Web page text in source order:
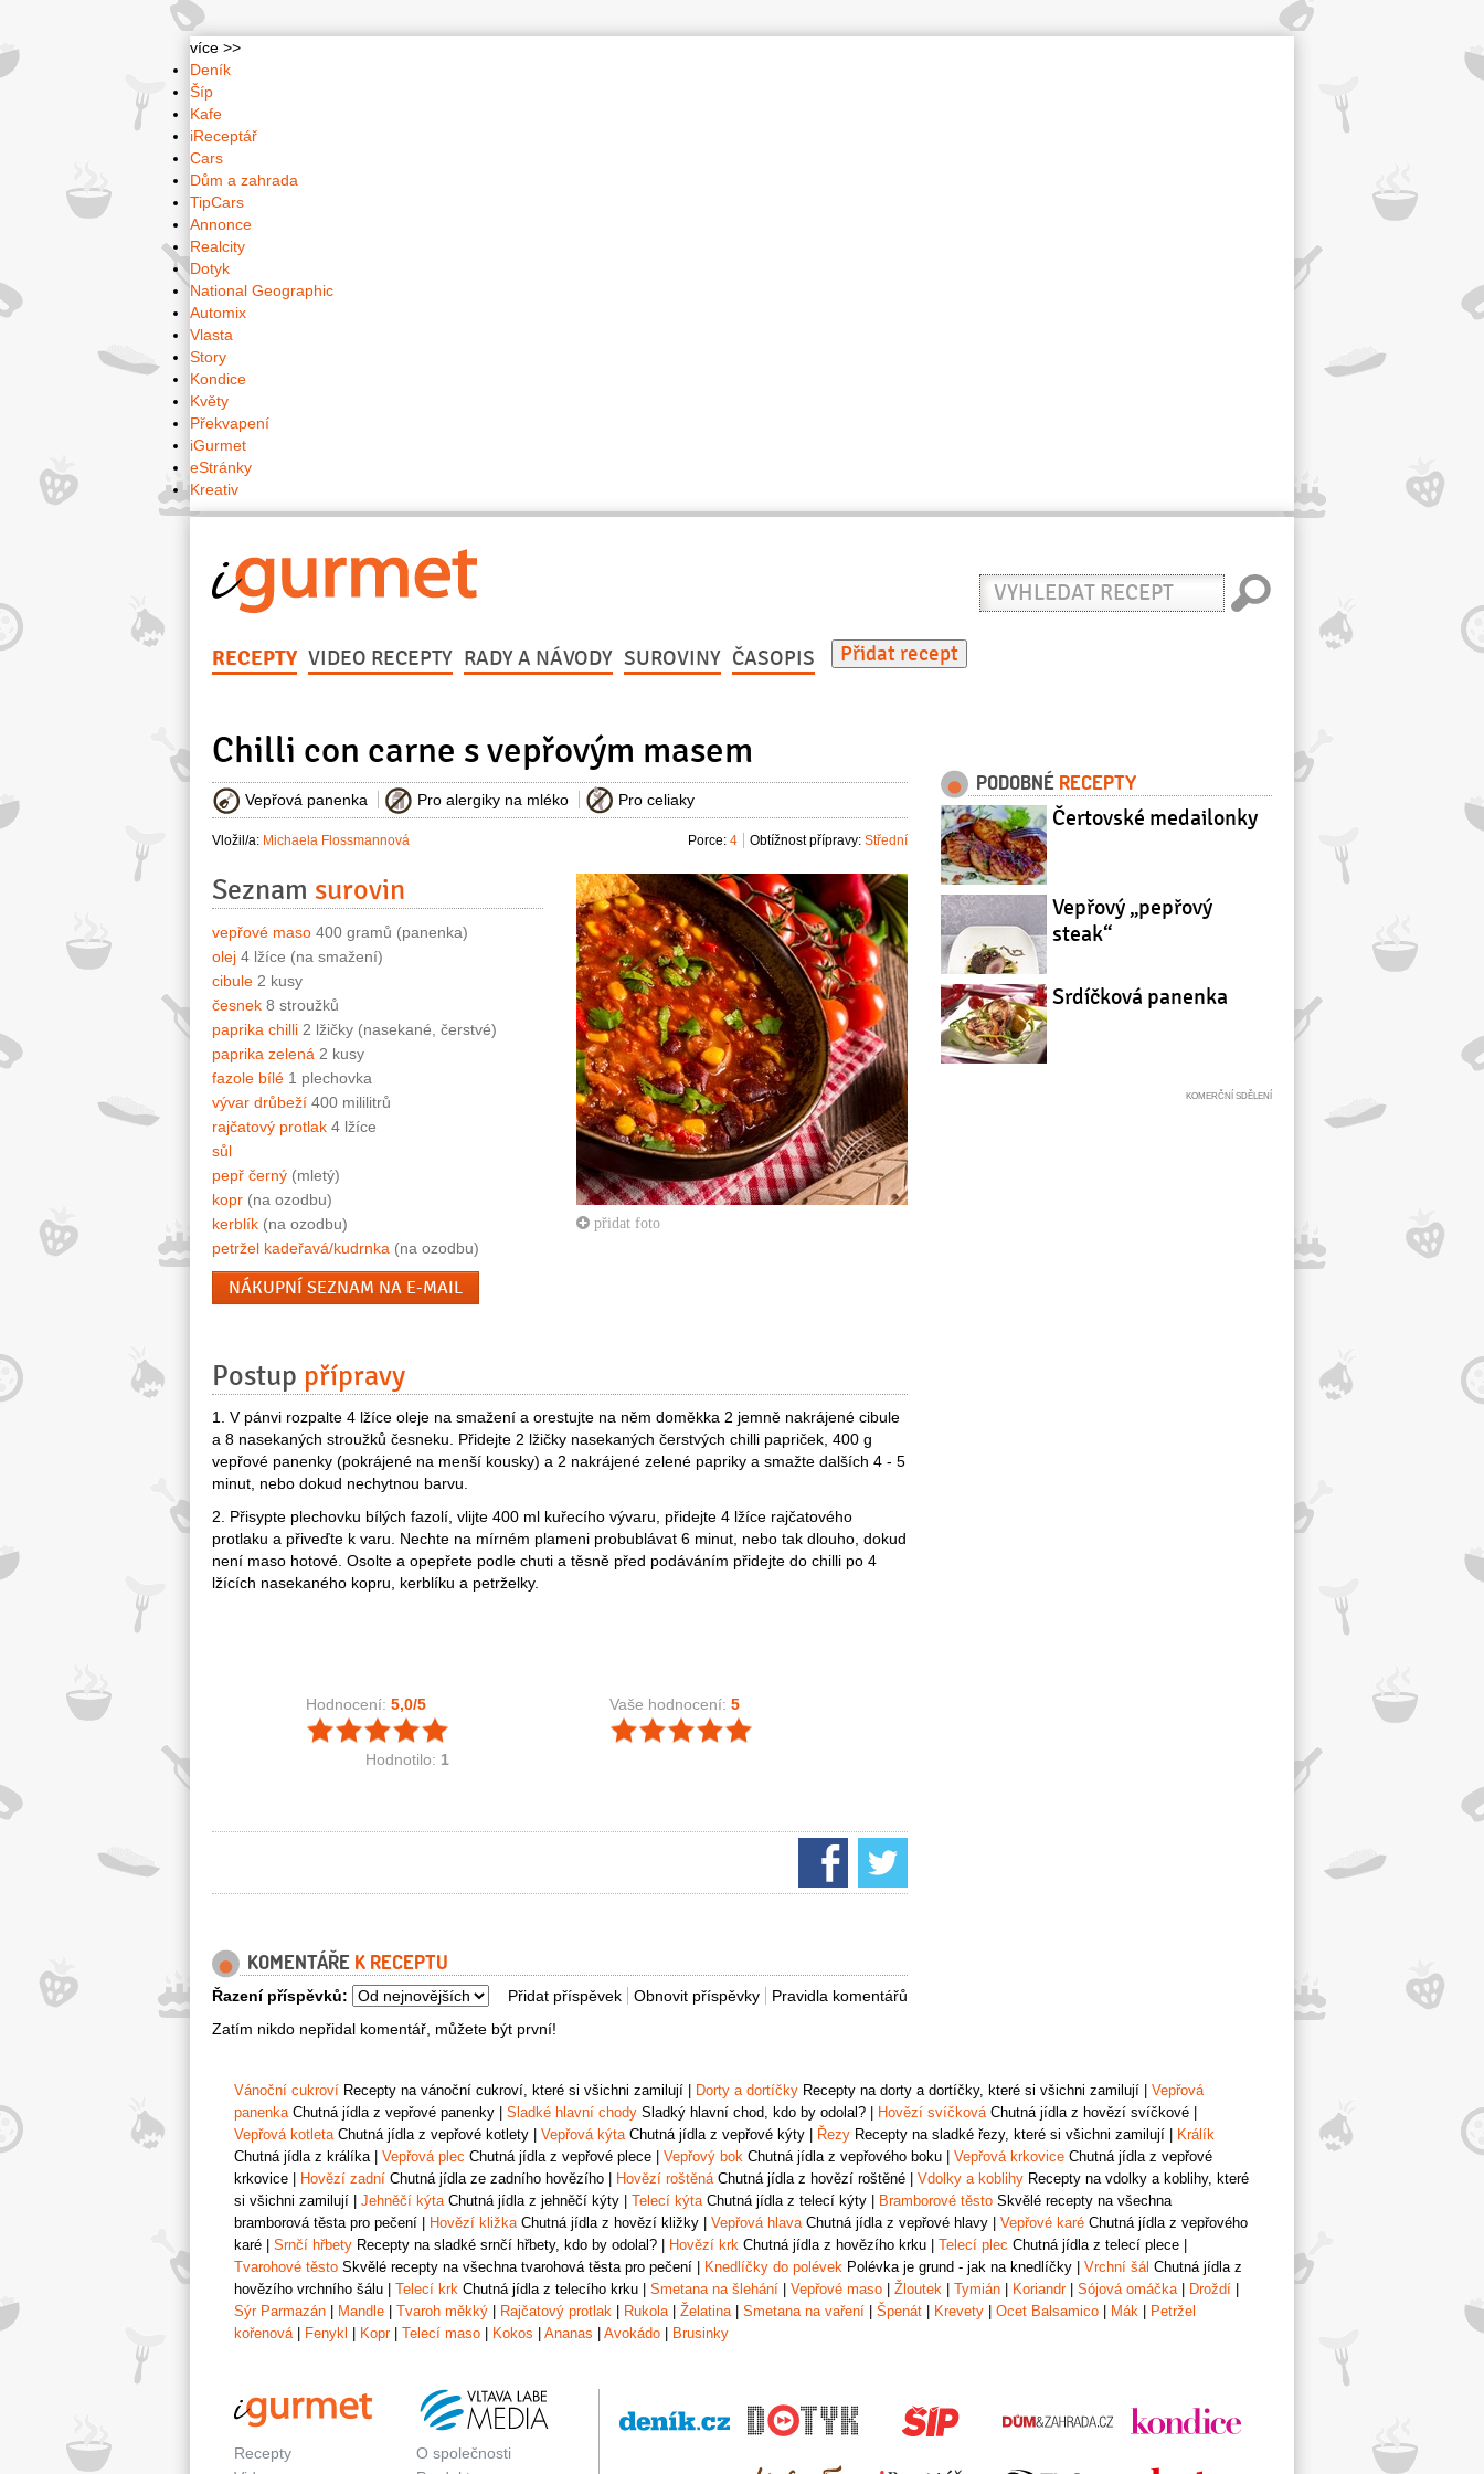
více >>
Deník
Šíp
Kafe
iReceptář
Cars
Dům a zahrada
TipCars
Annonce
Realcity
Dotyk
National Geographic
Automix
Vlasta
Story
Kondice
Květy
Překvapení
iGurmet
eStránky
Kreativ
Vyhledat
recept
RECEPTY VIDEO RECEPTY RADY A NÁVODY SUROVINY ČASOPIS Přidat recept
Chilli con carne s vepřovým masem
Vepřová panenka Pro alergiky na mléko Pro celiaky
Vložil/a: Michaela Flossmannová Obtížnost přípravy: Střední
Porce: 4
přidat foto
Seznam surovin
vepřové maso 400 gramů (panenka)
olej 4 lžíce (na smažení)
cibule 2 kusy
česnek 8 stroužků
paprika chilli 2 lžičky (nasekané, čerstvé)
paprika zelená 2 kusy
fazole bílé 1 plechovka
vývar drůbeží 400 mililitrů
rajčatový protlak 4 lžíce
sůl
pepř černý (mletý)
kopr (na ozodbu)
kerblík (na ozodbu)
petržel kadeřavá/kudrnka (na ozodbu)
NÁKUPNÍ SEZNAM NA E-MAIL
Postup přípravy
1. V pánvi rozpalte 4 lžíce oleje na smažení a orestujte na něm doměkka 2 jemně nakrájené cibule
a 8 nasekaných stroužků česneku. Přidejte 2 lžičky nasekaných čerstvých chilli papriček, 400 g
vepřové panenky (pokrájené na menší kousky) a 2 nakrájené zelené papriky a smažte dalších 4 - 5
minut, nebo dokud nechytnou barvu.
2. Přisypte plechovku bílých fazolí, vlijte 400 ml kuřecího vývaru, přidejte 4 lžíce rajčatového
protlaku a přiveďte k varu. Nechte na mírném plameni probublávat 6 minut, nebo tak dlouho, dokud
není maso hotové. Osolte a opepřete podle chuti a těsně před podáváním přidejte do chilli po 4
lžících nasekaného kopru, kerblíku a petrželky.
Hodnocení: 5,0/5
Hodnotilo: 1
Vaše hodnocení: 5
KOMENTÁŘE K RECEPTU
Pravidla komentářů
Obnovit příspěvky
Přidat příspěvek
Řazení příspěvků:
Zatím nikdo nepřidal komentář, můžete být první!
PODOBNÉ RECEPTY
Čertovské medailonky
Vepřový „pepřový
steak“
Srdíčková panenka
Vánoční cukroví Recepty na vánoční cukroví, které si všichni zamilují Dorty a dortíčky Recepty na dorty a dortíčky, které si všichni zamilují
Vepřová
panenkaChutná jídla z vepřové panenky Sladké hlavní chody Sladký hlavní chod, kdo by odolal? Hovězí svíčkováChutná jídla z hovězí svíčkové
Vepřová kotletaChutná jídla z vepřové kotlety Vepřová kýtaChutná jídla z vepřové kýty Řezy Recepty na sladké řezy, které si všichni zamilují
Králík
Chutná jídla z králíka| Vepřová plec Chutná jídla z vepřové plece Vepřový bok Chutná jídla z vepřového boku Vepřová krkovice Chutná jídla z vepřové
krkovice
Hovězí zadní Chutná jídla ze zadního hovězího Hovězí roštěnáChutná jídla z hovězí roštěné Vdolky a koblihy Recepty na vdolky a koblihy, které
si všichni zamilují
Jehněčí kýtaChutná jídla z jehněčí kýty Telecí kýtaChutná jídla z telecí kýty Bramborové těsto Skvělé recepty na všechna
bramborová těsta pro pečení
Hovězí kližkaChutná jídla z hovězí kližky Vepřová hlavaChutná jídla z vepřové hlavy Vepřové karé Chutná jídla z vepřového
karé
Srnčí hřbety Recepty na sladké srnčí hřbety, kdo by odolal? Hovězí krk Chutná jídla z hovězího krku Telecí plec Chutná jídla z telecí plece
Tvarohové těsto Skvělé recepty na všechna tvarohová těsta pro pečení Knedlíčky do polévek Polévka je grund - jak na knedlíčky Vrchní šál Chutná jídla z
hovězího vrchního šálu
Telecí krk Chutná jídla z telecího krku Smetana na šlehání Vepřové maso Žloutek Tymián Koriandr| Sójová omáčka| Droždí
Sýr Parmazán
Mandle Tvaroh měkký Rajčatový protlak Rukola| Želatina| Smetana na vaření Špenát Krevety Ocet Balsamico Mák
Petržel
kořenová| Fenykl Kopr| Telecí maso Kokos Ananas Avokádo Brusinky
Recepty
O společnosti